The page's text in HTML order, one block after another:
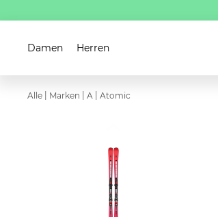
Damen Herren
Alle Marken A Atomic